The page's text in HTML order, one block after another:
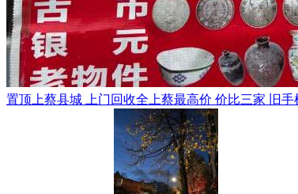
置顶 上蔡县城 上门回收全上蔡最高价 价比三家 旧